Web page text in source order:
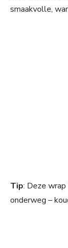
smaakvolle,
Tip: Deze
onderweg –